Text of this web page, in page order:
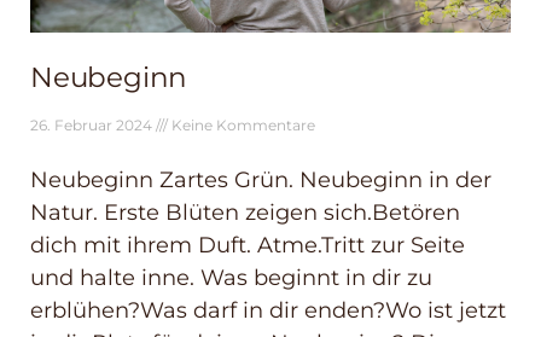
Neubeginn
26. Februar 2024 Keine Kommentare
Neubeginn Zartes Grün. Neubeginn in der
Natur. Erste Blüten zeigen sich.Betören
dich mit ihrem Duft. Atme.Tritt zur Seite
und halte inne. Was beginnt in dir zu
erblühen?Was darf in dir enden?Wo ist jetzt